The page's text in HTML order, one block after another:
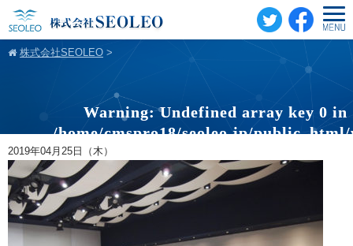
株式会社SEOLEO >
Warning: Undefined array key 0 in
/home/cmspro18/seoleo.jp/
content/themes/standard_black_cmspro/
on line20
Warning: Attempt to read property
on null in
2019年04月25日（木）